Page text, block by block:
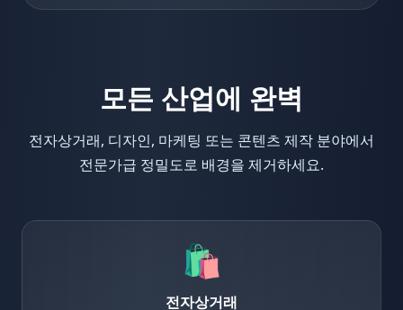
모든 산업에 완벽
전자상거래, 디자인, 마케팅 또는 콘텐츠 제작 분야에서
전문가급 정밀도로 배경을 제거하세요.
🛍️
전자상거래